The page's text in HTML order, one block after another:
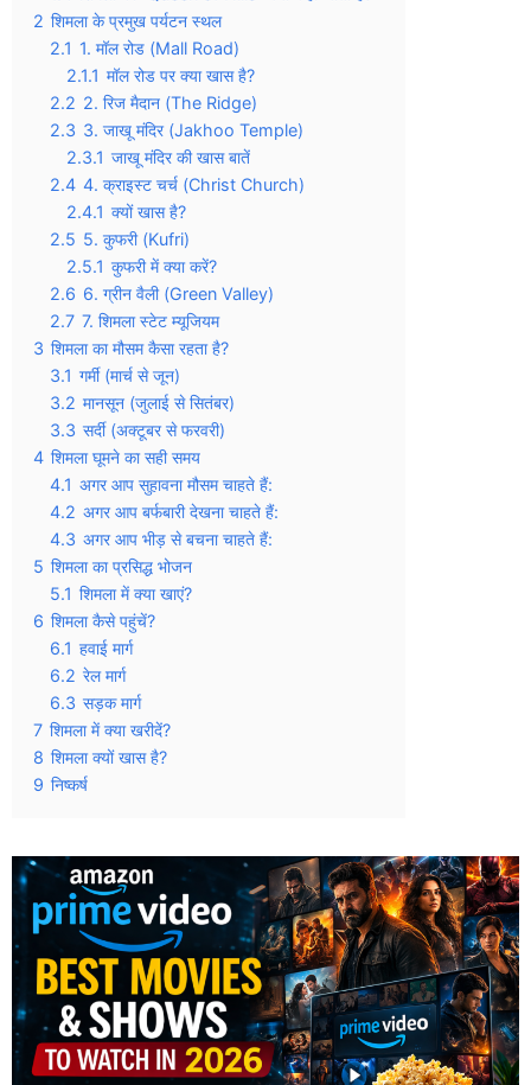
2 शिमला के प्रमुख पर्यटन स्थल
2.1 1. मॉल रोड (Mall Road)
2.1.1 मॉल रोड पर क्या खास है?
2.2 2. रिज मैदान (The Ridge)
2.3 3. जाखू मंदिर (Jakhoo Temple)
2.3.1 जाखू मंदिर की खास बातें
2.4 4. क्राइस्ट चर्च (Christ Church)
2.4.1 क्यों खास है?
2.5 5. कुफरी (Kufri)
2.5.1 कुफरी में क्या करें?
2.6 6. ग्रीन वैली (Green Valley)
2.7 7. शिमला स्टेट म्यूजियम
3 शिमला का मौसम कैसा रहता है?
3.1 गर्मी (मार्च से जून)
3.2 मानसून (जुलाई से सितंबर)
3.3 सर्दी (अक्टूबर से फरवरी)
4 शिमला घूमने का सही समय
4.1 अगर आप सुहावना मौसम चाहते हैं:
4.2 अगर आप बर्फबारी देखना चाहते हैं:
4.3 अगर आप भीड़ से बचना चाहते हैं:
5 शिमला का प्रसिद्ध भोजन
5.1 शिमला में क्या खाएं?
6 शिमला कैसे पहुंचें?
6.1 हवाई मार्ग
6.2 रेल मार्ग
6.3 सड़क मार्ग
7 शिमला में क्या खरीदें?
8 शिमला क्यों खास है?
9 निष्कर्ष